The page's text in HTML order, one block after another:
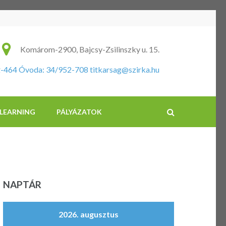
Általános Iskola és Óvoda
Komárom-2900, Bajcsy-Zsilinszky u. 15.
464 Óvoda: 34/952-708 titkarsag@szirka.hu
PÁLYÁZATOK
NAPTÁR
2026. augusztus